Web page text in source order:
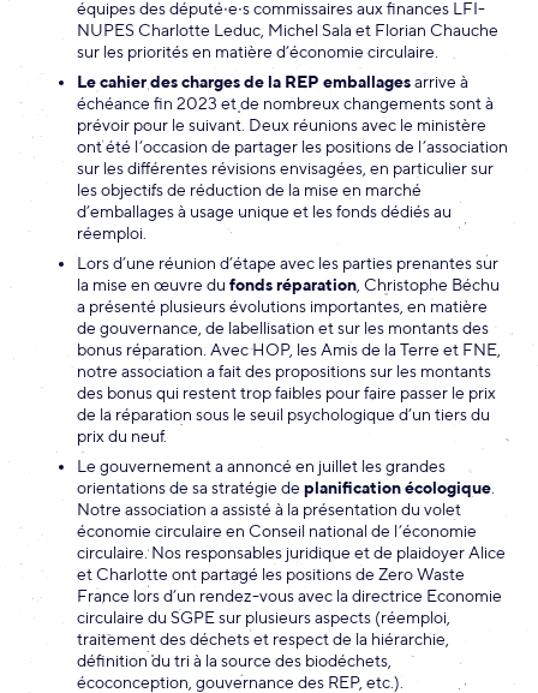
équipes des député∙e∙s commissaires aux finances LFI-
NUPES Charlotte Leduc, Michel Sala et Florian Chauche
sur les priorités en matière d’économie circulaire.
Le cahier des charges de la REP emballagesarrive à
échéance fin 2023 et de nombreux changements sont à
prévoir pour le suivant. Deux réunions avec le ministère
ont été l’occasion de partager les positions de l’association
sur les différentes révisions envisagées, en particulier sur
les objectifs de réduction de la mise en marché
d’emballages à usage unique et les fonds dédiés au
réemploi.
Lors d’une réunion d’étape avec les parties prenantes sur
la mise en œuvre du fonds réparation , Christophe Béchu
a présenté plusieurs évolutions importantes, en matière
de gouvernance, de labellisation et sur les montants des
bonus réparation. Avec HOP, les Amis de la Terre et FNE,
notre association a fait des propositions sur les montants
des bonus qui restent trop faibles pour faire passer le prix
de la réparation sous le seuil psychologique d’un tiers du
prix du neuf.
Le gouvernement a annoncé en juillet les grandes
orientations de sa stratégie de planification écologique
Notre association a assisté à la présentation du volet
économie circulaire en Conseil national de l’économie
circulaire. Nos responsables juridique et de plaidoyer Alice
et Charlotte ont partagé les positions de Zero Waste
France lors d’un rendez-vous avec la directrice Economie
circulaire du SGPE sur plusieurs aspects (réemploi,
traitement des déchets et respect de la hiérarchie,
définition du tri à la source des biodéchets,
écoconception, gouvernance des REP, etc.).